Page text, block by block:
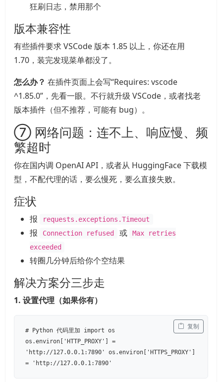
狂刷日志，禁用那个
版本兼容性
有些插件要求 VSCode 版本 1.85 以上，你还在用
1.70，装完发现菜单都没了。
怎么办？ 在插件页面上会写“Requires: vscode
^1.85.0”，先看一眼。不行就升级 VSCode，或者找老
版本插件（但不推荐，可能有 bug）。
⑦ 网络问题：连不上、响应慢、频
繁超时
你在国内调 OpenAI API，或者从 HuggingFace 下载模
型，不配代理的话，要么慢死，要么直接失败。
症状
报 requests.exceptions.Timeout
报 Connection refused 或
Max retries
exceeded
转圈几分钟后给你个空结果
解决方案分三步走
1. 设置代理（如果你有）
# Python 代码里加 import os
os.environ['HTTP_PROXY'] =
'http://127.0.0.1:7890' os.environ['HTTPS_PROXY']
= 'http://127.0.0.1:7890'
复制